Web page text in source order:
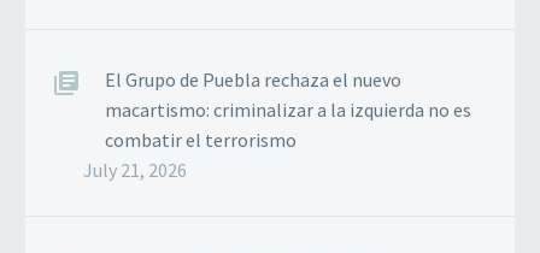
El Grupo de Puebla rechaza el nuevo
macartismo: criminalizar a la izquierda no es
combatir el terrorismo
July 21, 2026